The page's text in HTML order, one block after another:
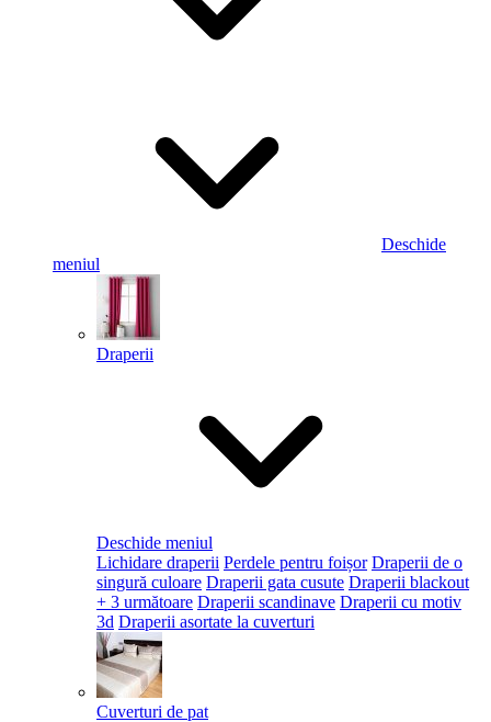
Deschide
meniul
Draperii
Deschide meniul
Lichidare draperii Perdele pentru foișor Draperii de o
singură culoare Draperii gata cusute Draperii blackout
+ 3 următoare Draperii scandinave Draperii cu motiv
3d Draperii asortate la cuverturi
Cuverturi de pat